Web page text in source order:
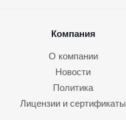
Компания
О компании
Новости
Политика
Лицензии и сертификаты